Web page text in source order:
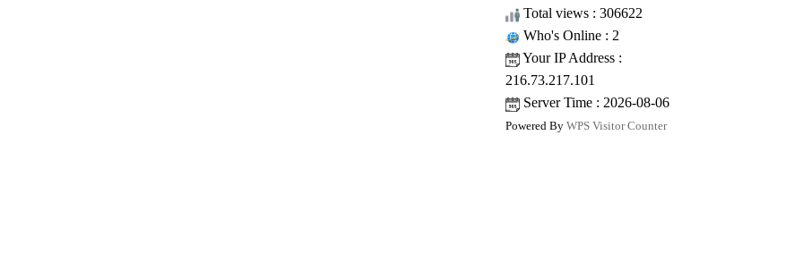
Total views : 306622
Who's Online : 2
Your IP Address :
216.73.217.101
Server Time : 2026-08-06
Powered By WPS Visitor Counter